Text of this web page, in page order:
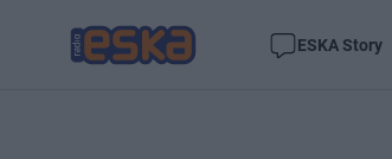
ESKA Story